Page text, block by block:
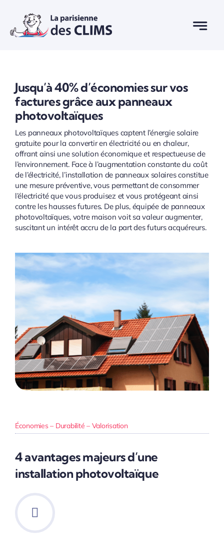
contenu
Jusqu’à 40% d’économies sur vos
factures grâce aux panneaux
photovoltaïques
Les panneaux photovoltaïques captent l’énergie solaire
gratuite pour la convertir en électricité ou en chaleur,
offrant ainsi une solution économique et respectueuse de
l’environnement. Face à l’augmentation constante du coût
de l’électricité, l’installation de panneaux solaires constitue
une mesure préventive, vous permettant de consommer
l’électricité que vous produisez et vous protégeant ainsi
contre les hausses futures. De plus, équipée de panneaux
photovoltaïques, votre maison voit sa valeur augmenter,
suscitant un intérêt accru de la part des futurs acquéreurs.
Économies – Durabilité – Valorisation
4 avantages majeurs d’une
installation photovoltaïque